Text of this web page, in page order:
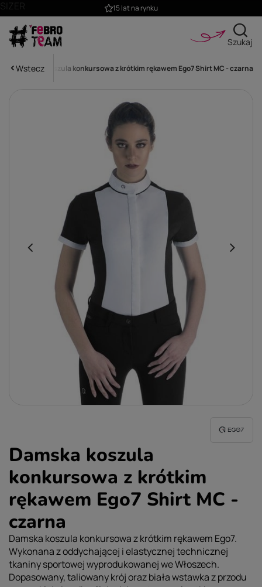
15 lat na rynku
Szukaj
Wstecz
Damska koszula konkursowa z krótkim rękawem Ego7 Shirt MC - czarna
Damska koszula
konkursowa z krótkim
rękawem Ego7 Shirt MC -
czarna
Damska koszula konkursowa z krótkim rękawem Ego7.
Wykonana z oddychającej i elastycznej technicznej
tkaniny sportowej wyprodukowanej we Włoszech.
Dopasowany, taliowany krój oraz biała wstawka z przodu